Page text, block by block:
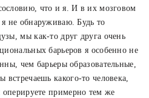
что и я. И в их мозговом
не обнаруживаю. Будь то
мы как-то друг друга очень
барьеров я особенно не
чем барьеры образовательные,
встречаешь какого-то человека,
примерно тем же